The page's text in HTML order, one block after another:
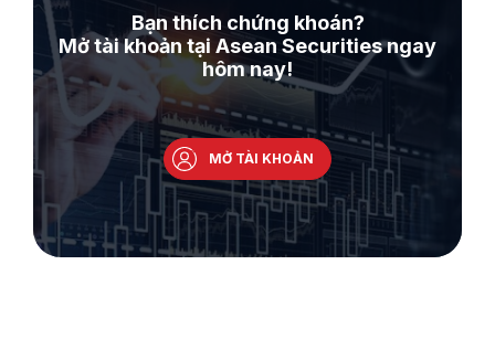
Bạn thích chứng khoán?
Mở tài khoản tại Asean Securities ngay
hôm nay!
MỞ TÀI KHOẢN